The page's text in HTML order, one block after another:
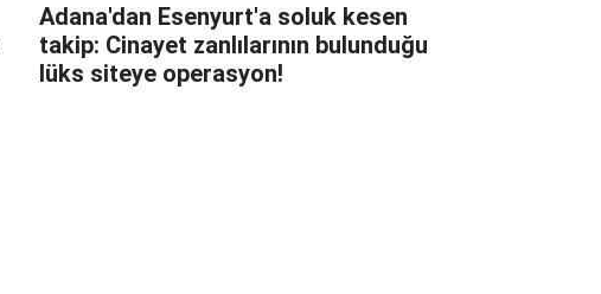
Adana'dan Esenyurt'a soluk kesen
takip: Cinayet zanlılarının bulunduğu
lüks siteye operasyon!